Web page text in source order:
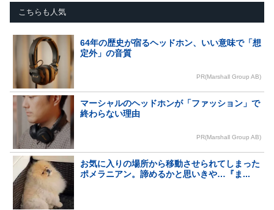
こちらも人気
64年の歴史が宿るヘッドホン、いい意味で「想
定外」の音質
PR(Marshall Group AB)
マーシャルのヘッドホンが「ファッション」で
終わらない理由
PR(Marshall Group AB)
お気に入りの場所から移動させられてしまった
ポメラニアン。諦めるかと思いきや…『ま...